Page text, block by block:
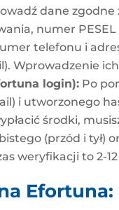
dane
numer
telefonu i
Wprowadzenie
login): Po
i utworzonego
środki,
(przód i tył)
weryfikacji to 2-